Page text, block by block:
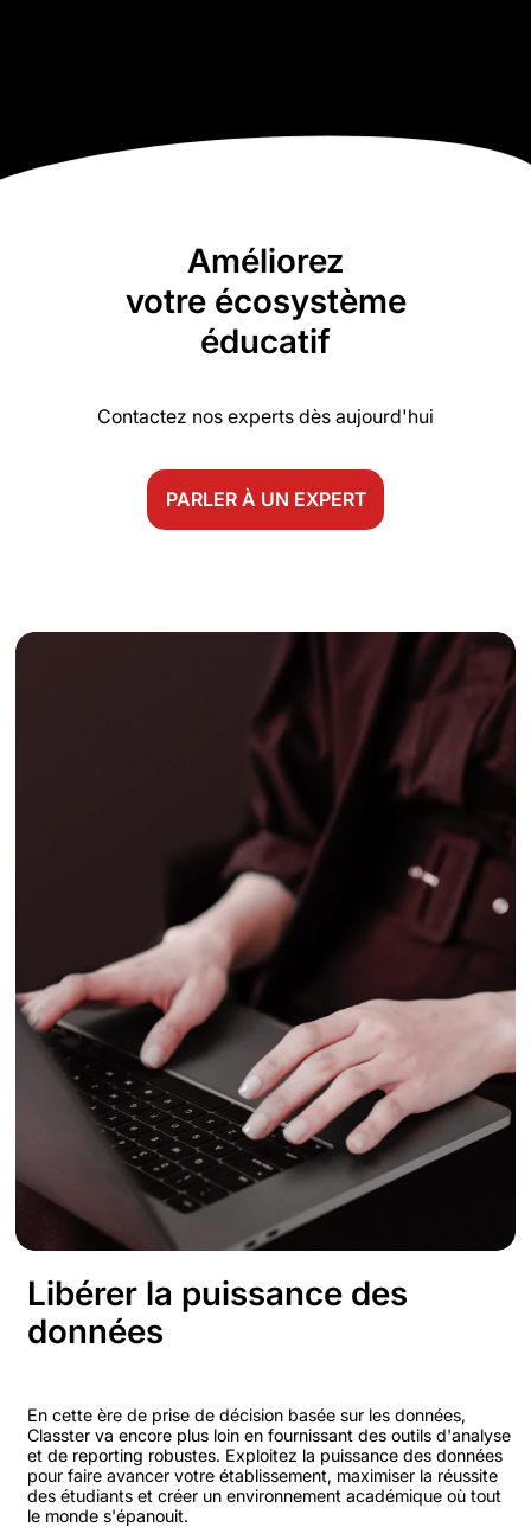
Améliorez
votre écosystème
éducatif
Contactez nos experts dès aujourd'hui
PARLER À UN EXPERT
Libérer la puissance des
données
En cette ère de prise de décision basée sur les données,
Classter va encore plus loin en fournissant des outils d'analyse
et de reporting robustes. Exploitez la puissance des données
pour faire avancer votre établissement, maximiser la réussite
des étudiants et créer un environnement académique où tout
le monde s'épanouit.